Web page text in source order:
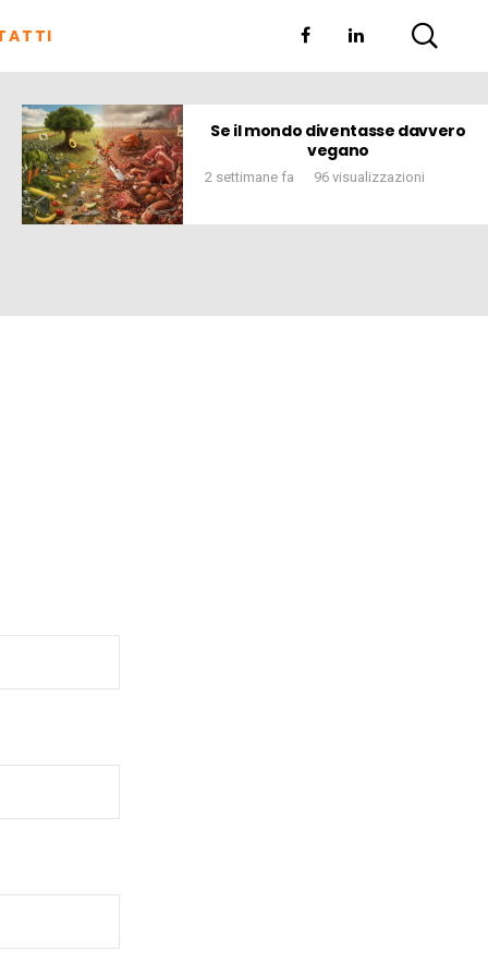
mondo diventasse davvero
vegano
fa 96 visualizzazioni
“La responsabilità
comunicazione: